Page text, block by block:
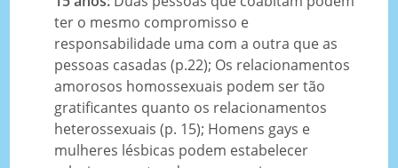
ter o mesmo compromisso e
responsabilidade uma com a outra que as
pessoas casadas (p.22); Os relacionamentos
amorosos homossexuais podem ser tão
gratificantes quanto os relacionamentos
heterossexuais (p. 15); Homens gays e
mulheres lésbicas podem estabelecer